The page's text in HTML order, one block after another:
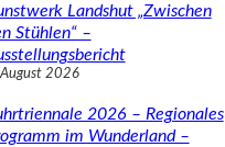
Landshut „Zwischen
Stühlen“ –
2026
2026 – Regionales
im Wunderland –